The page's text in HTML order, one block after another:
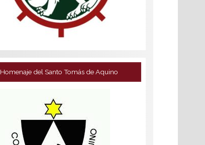
Homenaje del Santo Tomás de Aquino